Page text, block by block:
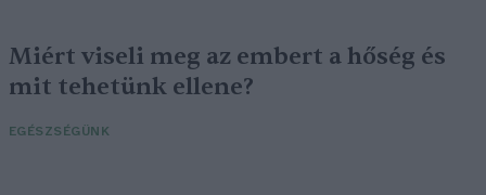
Miért viseli meg az embert a hőség és
mit tehetünk ellene?
EGÉSZSÉGÜNK